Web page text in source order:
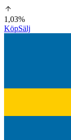
1,03%
KöpSälj